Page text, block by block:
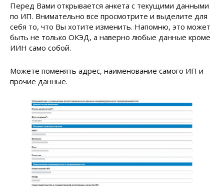
Перед Вами открывается анкета с текущими данными
по ИП. Внимательно все просмотрите и выделите для
себя то, что Вы хотите изменить. Напомню, это может
быть не только ОКЭД, а наверно любые данные кроме
ИИН само собой.
Можете поменять адрес, наименование самого ИП и
прочие данные.